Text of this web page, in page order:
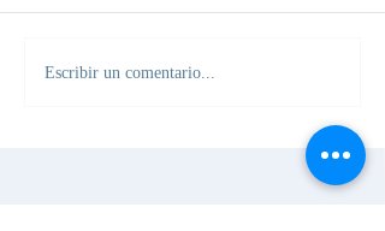
Escribir un comentario...